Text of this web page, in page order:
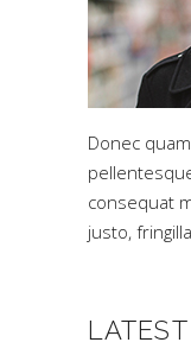
Donec
consequat
justo, fringilla